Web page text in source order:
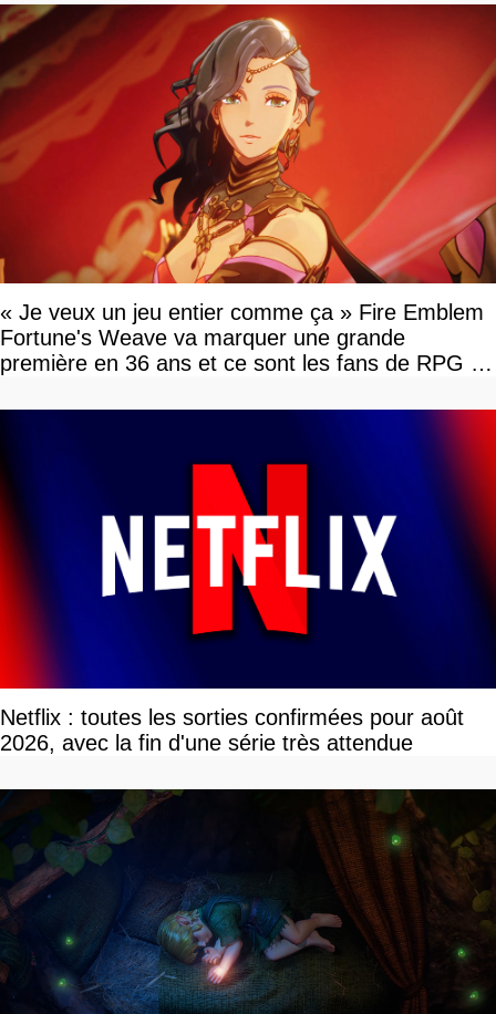
« Je veux un jeu entier comme ça » Fire Emblem
Fortune's Weave va marquer une grande
première en 36 ans et ce sont les fans de RPG en
Netflix : toutes les sorties confirmées pour août
2026, avec la fin d'une série très attendue